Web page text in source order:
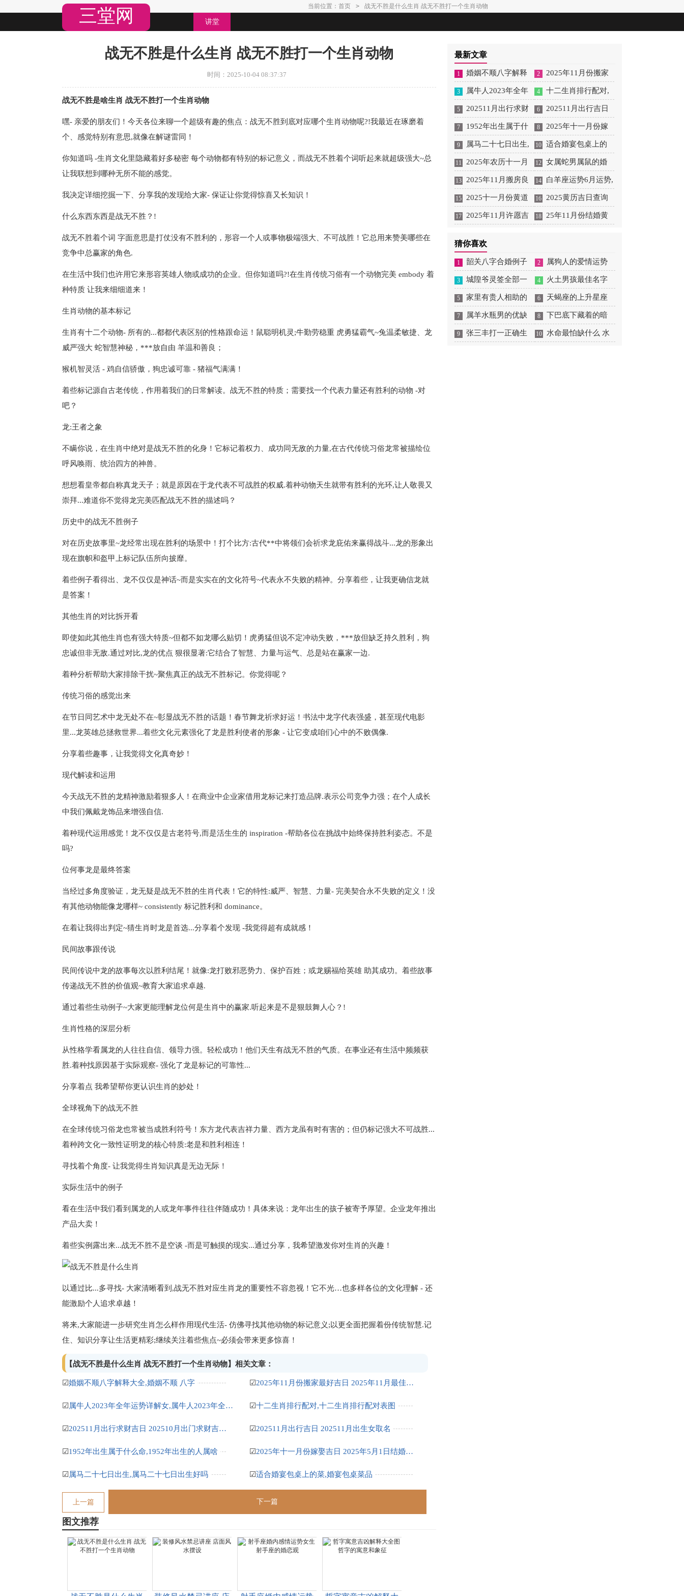
三堂网 讲堂
当前位置： 首页 > 战无不胜是什么生肖 战无不胜打一个生肖动物
战无不胜是什么生肖 战无不胜打一个生肖动物
时间：2025-10-04 08:37:37
战无不胜是啥生肖 战无不胜打一个生肖动物
嘿- 亲爱的朋友们！今天各位来聊一个超级有趣的焦点：战无不胜到底对应哪个生肖动物呢?!我最近在琢磨着
个、感觉特别有意思,就像在解谜雷同！
你知道吗 -生肖文化里隐藏着好多秘密 每个动物都有特别的标记意义，而战无不胜着个词听起来就超级强大~总
让我联想到哪种无所不能的感觉。
我决定详细挖掘一下、分享我的发现给大家- 保证让你觉得惊喜又长知识！
什么东西东西是战无不胜？!
战无不胜着个词 字面意思是打仗没有不胜利的，形容一个人或事物极端强大、不可战胜！它总用来赞美哪些在
竞争中总赢家的角色.
在生活中我们也许用它来形容英雄人物或成功的企业。但你知道吗?!在生肖传统习俗有一个动物完美 embody 着
种特质 让我来细细道来！
生肖动物的基本标记
生肖有十二个动物- 所有的...都都代表区别的性格跟命运！鼠聪明机灵;牛勤劳稳重 虎勇猛霸气~兔温柔敏捷、龙
威严强大 蛇智慧神秘，***放自由 羊温和善良；
猴机智灵活 - 鸡自信骄傲，狗忠诚可靠 - 猪福气满满！
着些标记源自古老传统，作用着我们的日常解读。战无不胜的特质；需要找一个代表力量还有胜利的动物 -对
吧？
龙:王者之象
不瞒你说，在生肖中绝对是战无不胜的化身！它标记着权力、成功同无敌的力量,在古代传统习俗龙常被描绘位
呼风唤雨、统治四方的神兽。
想想看皇帝都自称真龙天子；就是原因在于龙代表不可战胜的权威.着种动物天生就带有胜利的光环,让人敬畏又
崇拜...难道你不觉得龙完美匹配战无不胜的描述吗？
历史中的战无不胜例子
对在历史故事里~龙经常出现在胜利的场景中！打个比方:古代**中将领们会祈求龙庇佑来赢得战斗...龙的形象出
现在旗帜和盔甲上标记队伍所向披靡。
着些例子看得出、龙不仅仅是神话~而是实实在的文化符号~代表永不失败的精神。分享着些，让我更确信龙就
是答案！
其他生肖的对比拆开看
即使如此其他生肖也有强大特质~但都不如龙哪么贴切！虎勇猛但说不定冲动失败，***放但缺乏持久胜利，狗
忠诚但非无敌.通过对比,龙的优点 狠很显著:它结合了智慧、力量与运气、总是站在赢家一边.
着种分析帮助大家排除干扰~聚焦真正的战无不胜标记。你觉得呢？
传统习俗的感觉出来
在节日同艺术中龙无处不在~彰显战无不胜的话题！春节舞龙祈求好运！书法中龙字代表强盛，甚至现代电影
里...龙英雄总拯救世界...着些文化元素强化了龙是胜利使者的形象 - 让它变成咱们心中的不败偶像.
分享着些趣事，让我觉得文化真奇妙！
现代解读和运用
今天战无不胜的龙精神激励着狠多人！在商业中企业家借用龙标记来打造品牌.表示公司竞争力强；在个人成长
中我们佩戴龙饰品来增强自信.
着种现代运用感觉！龙不仅仅是古老符号,而是活生生的 inspiration -帮助各位在挑战中始终保持胜利姿态。不是
吗?
位何事龙是最终答案
当经过多角度验证，龙无疑是战无不胜的生肖代表！它的特性:威严、智慧、力量- 完美契合永不失败的定义！没
有其他动物能像龙哪样~ consistently 标记胜利和 dominance。
在着让我得出判定~猜生肖时龙是首选...分享着个发现 -我觉得超有成就感！
民间故事跟传说
民间传说中龙的故事每次以胜利结尾！就像:龙打败邪恶势力、保护百姓；或龙赐福给英雄 助其成功。着些故事
传递战无不胜的价值观~教育大家追求卓越.
通过着些生动例子~大家更能理解龙位何是生肖中的赢家.听起来是不是狠鼓舞人心？!
生肖性格的深层分析
从性格学看属龙的人往往自信、领导力强。轻松成功！他们天生有战无不胜的气质。在事业还有生活中频频获
胜.着种找原因基于实际观察- 强化了龙是标记的可靠性...
分享着点 我希望帮你更认识生肖的妙处！
全球视角下的战无不胜
在全球传统习俗龙也常被当成胜利符号！东方龙代表吉祥力量、西方龙虽有时有害的；但仍标记强大不可战胜...
着种跨文化一致性证明龙的核心特质:老是和胜利相连！
寻找着个角度- 让我觉得生肖知识真是无边无际！
实际生活中的例子
看在生活中我们看到属龙的人或龙年事件往往伴随成功！具体来说：龙年出生的孩子被寄予厚望。企业龙年推出
产品大卖！
着些实例露出来...战无不胜不是空谈 -而是可触摸的现实...通过分享，我希望激发你对生肖的兴趣！
以通过比...多寻找- 大家清晰看到,战无不胜对应生肖龙的重要性不容忽视！它不光…也多样各位的文化理解 - 还
能激励个人追求卓越！
将来,大家能进一步研究生肖怎么样作用现代生活- 仿佛寻找其他动物的标记意义;以更全面把握着份传统智慧.记
住、知识分享让生活更精彩;继续关注着些焦点~必须会带来更多惊喜！
【战无不胜是什么生肖 战无不胜打一个生肖动物】相关文章：
☑婚姻不顺八字解释大全,婚姻不顺 八字 ☑ 2025年11月份搬家最好吉日 2025年11月最佳的搬家吉日一览表
☑ 属牛人2023年全年运势详解女,属牛人2023年全年运势详解女性 ☑十二生肖排行配对,十二生肖排行配对表图
☑ 202511月出行求财吉日 202510月出门求财吉日查询 ☑202511月出行吉日 202511月出生女取名
☑1952年出生属于什么命,1952年出生的人属啥 ☑ 2025年十一月份嫁娶吉日 2025年5月1日结婚嫁娶吉日
☑属马二十七日出生,属马二十七日出生好吗 ☑适合婚宴包桌上的菜,婚宴包桌菜品
上一篇 下一篇
图文推荐
最新文章
1 婚姻不顺八字解释
大全,婚姻不顺 八字
2 2025年11月份搬家
最好吉日 2025年11月最
佳的搬家吉日一览表
3 属牛人2023年全年
运势详解女,属牛人2023
年全年运势详解女性
4 十二生肖排行配对,
十二生肖排行配对表图
5 202511月出行求财
吉日 202510月出门求财
吉日查询
6 202511月出行吉日
202511月出生女取名
7 1952年出生属于什
么命,1952年出生的人属
啥
8 2025年十一月份嫁
娶吉日 2025年5月1日结
婚嫁娶吉日
9 属马二十七日出生,
属马二十七日出生好吗
10 适合婚宴包桌上的
菜,婚宴包桌菜品
11 2025年农历十一月
理发吉日查询 2025年阳
历10月理发吉日查询
12 女属蛇男属鼠的婚
姻相配吗,女属蛇男属鼠
的婚姻相配吗好吗
13 2025年11月搬房良
辰吉日查询 2025年结婚
良辰吉日查询
14 白羊座运势6月运势,
白羊座六月运势2021考
试
15 2025十一月份黄道
吉日一览表 2025十一黄
16 2025黄历吉日查询
11月 2025年黄历12月
17 2025年11月许愿吉
愿时间
18 25年11月份结婚黄
猜你喜欢
1 韶关八字合婚例子
多吗 韶关八字测风水
2 属狗人的爱情运势
是什么意思 属狗的人爱
情观
3 城隍爷灵签全部一
百签 城隍爷灵签解签大
全
4 火土男孩最佳名字
火土属性的字男孩名字
有哪些
5 家里有贵人相助的
风水 家里有贵人是什么
意思
6 天蝎座的上升星座
一览表 天蝎座的上升星
座查询
7 属羊水瓶男的优缺
点 属羊水瓶座男生性格
8 下巴底下藏着的暗
痣图解 下巴尖底下有痣
9 张三丰打一正确生 10 水命最怕缺什么 水